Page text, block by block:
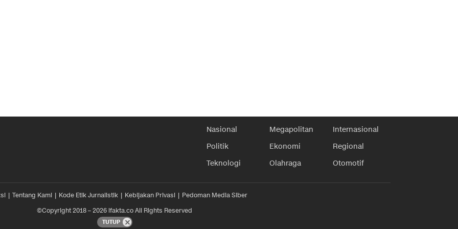
Nasional Megapolitan
Internasional
Politik
Ekonomi
Regional
Teknologi
Olahraga Otomotif
Tentang Kami Kode Etik Jurnalistik Kebijakan Privasi
Pedoman Media Siber
©Copyright 2018 – 2026 ifakta.co All Rights Reserved
TUTUP